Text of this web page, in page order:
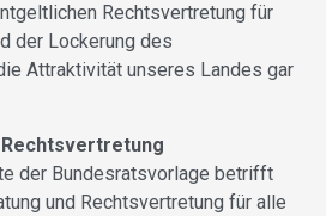
Rechtsvertretung für
der Lockerung des
Attraktivität unseres Landes gar
der Bundesratsvorlage betrifft
und Rechtsvertretung für alle